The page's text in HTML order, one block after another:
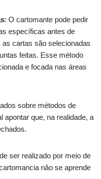
: O cartomante pode pedir
específicas antes de
cartas são selecionadas
feitas. Esse método
e focada nas áreas
sobre métodos de
apontar que, na realidade, a
ser realizado por meio de
não se aprende